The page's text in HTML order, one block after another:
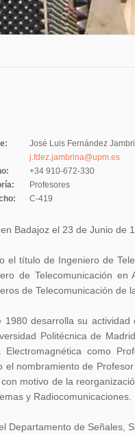
José Luis Fernández
j.fdez.jambrina@upm.es
+34 910-672-330
Profesores
C-419
Badajoz el 23 de Junio de
el título de Ingeniero de
de Telecomunicación
de Telecomunicación de
1980 desarrolla su actividad
Politécnica de
Electromagnética como
el nombramiento de
motivo de la
y Radiocomunicaciones.
Departamento de Señales,